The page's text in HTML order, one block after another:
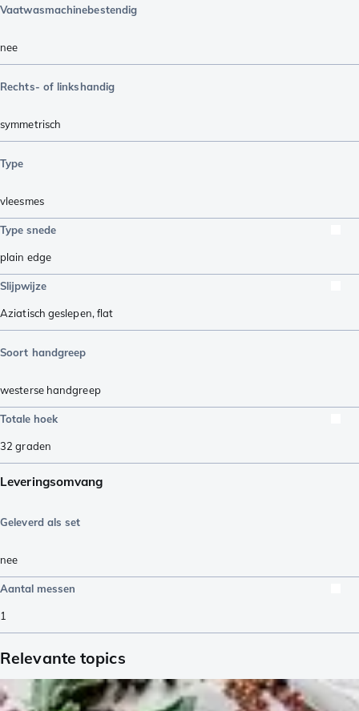
Vaatwasmachinebestendig
nee
Rechts- of linkshandig
symmetrisch
Type
vleesmes
Type snede
plain edge
Slijpwijze
Aziatisch geslepen,flat
Soort handgreep
westerse handgreep
Totale hoek
32 graden
Leveringsomvang
Geleverd als set
nee
Aantal messen
1
Relevante topics